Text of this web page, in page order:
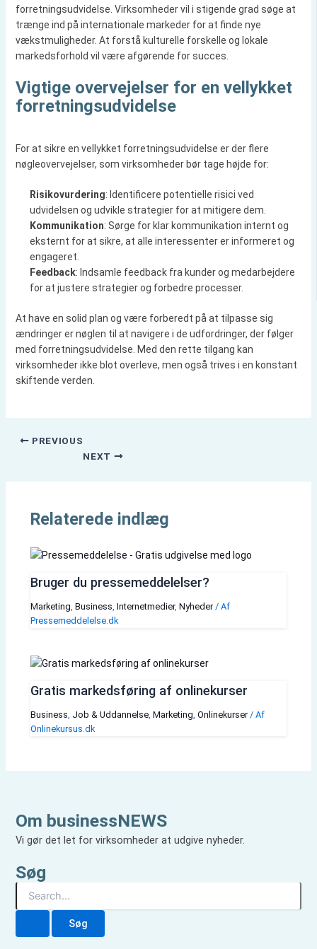
forretningsudvidelse. Virksomheder vil i stigende grad søge at
trænge ind på internationale markeder for at finde nye
vækstmuligheder. At forstå kulturelle forskelle og lokale
markedsforhold vil være afgørende for succes.
Vigtige overvejelser for en vellykket
forretningsudvidelse
For at sikre en vellykket forretningsudvidelse er der flere
nøgleovervejelser, som virksomheder bør tage højde for:
Risikovurdering: Identificere potentielle risici ved
udvidelsen og udvikle strategier for at mitigere dem.
Kommunikation: Sørge for klar kommunikation internt og
eksternt for at sikre, at alle interessenter er informeret og
engageret.
Feedback: Indsamle feedback fra kunder og medarbejdere
for at justere strategier og forbedre processer.
At have en solid plan og være forberedt på at tilpasse sig
ændringer er nøglen til at navigere i de udfordringer, der følger
med forretningsudvidelse. Med den rette tilgang kan
virksomheder ikke blot overleve, men også trives i en konstant
skiftende verden.
PREVIOUS
NEXT
Relaterede indlæg
Bruger du pressemeddelelser?
Marketing Business Internetmedier, Nyheder/ Af
Pressemeddelelse.dk
Gratis markedsføring af onlinekurser
Business Job & Uddannelse, Marketing Onlinekurser/ Af
Onlinekursus.dk
Om businessNEWS
Vi gør det let for virksomheder at udgive nyheder.
Søg